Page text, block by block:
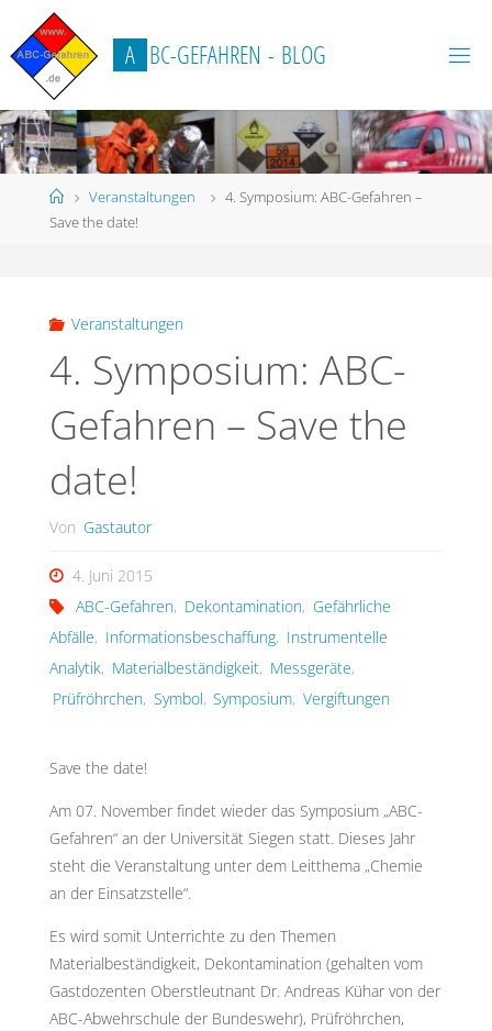
Inhalt
springen
A BC-GEFAHREN - BLOG
StartVeranstaltungen
4. Symposium: ABC-Gefahren –
Save the date!
Veranstaltungen
4. Symposium: ABC-
Gefahren – Save the
date!
Von Gastautor
4. Juni 2015
ABC-Gefahren, Dekontamination, Gefährliche
Abfälle, Informationsbeschaffung, Instrumentelle
Analytik, Materialbeständigkeit, Messgeräte,
Prüfröhrchen, Symbol, Symposium, Vergiftungen
Save the date!
Am 07. November findet wieder das Symposium „ABC-
Gefahren“ an der Universität Siegen statt. Dieses Jahr
steht die Veranstaltung unter dem Leitthema „Chemie
an der Einsatzstelle“.
Es wird somit Unterrichte zu den Themen
Materialbeständigkeit, Dekontamination (gehalten vom
Gastdozenten Oberstleutnant Dr. Andreas Kühar von der
ABC-Abwehrschule der Bundeswehr), Prüfröhrchen,